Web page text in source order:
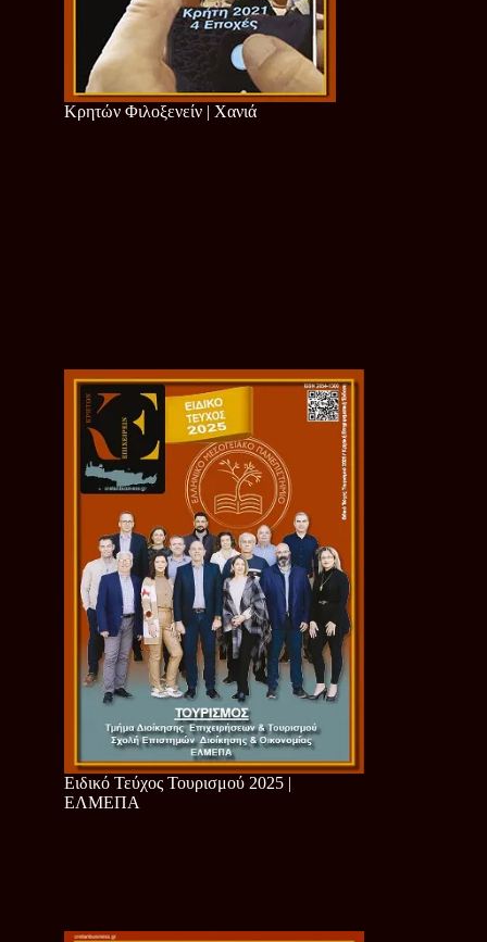
Κρητών Φιλοξενείν | Χανιά
Ειδικό Τεύχος Τουρισμού 2025 |
ΕΛΜΕΠΑ